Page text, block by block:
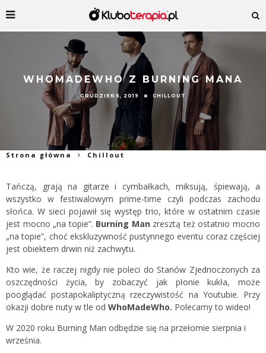
WHOMADEWHO Z BURNING MANA
GRUDZIEŃ 5, 2019 CHILLOUT
Strona główna Chillout
Tańczą, grają na gitarze i cymbałkach, miksują, śpiewają, a
wszystko w festiwalowym prime-time czyli podczas zachodu
słońca. W sieci pojawił się występ trio, które w ostatnim czasie
jest mocno „na topie”. Burning Man zresztą też ostatnio mocno
„na topie”, choć ekskluzywność pustynnego eventu coraz częściej
jest obiektem drwin niż zachwytu.
Kto wie, że raczej nigdy nie poleci do Stanów Zjednoczonych za
oszczędności życia, by zobaczyć jak płonie kukła, może
pooglądać postapokaliptyczną rzeczywistość na Youtubie. Przy
okazji dobre nuty w tle od WhoMadeWho. Polecamy to wideo!
W 2020 roku Burning Man odbędzie się na przełomie sierpnia i
września.